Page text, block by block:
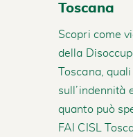
Toscana
Scopri come
della
Toscana,
sull’indennità
quanto può
FAI CISL